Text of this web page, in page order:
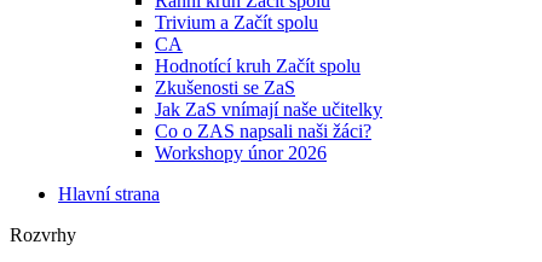
Trivium a Začít spolu
CA
Hodnotící kruh Začít spolu
Zkušenosti se ZaS
Jak ZaS vnímají naše učitelky
Co o ZAS napsali naši žáci?
Workshopy únor 2026
Hlavní strana
Rozvrhy